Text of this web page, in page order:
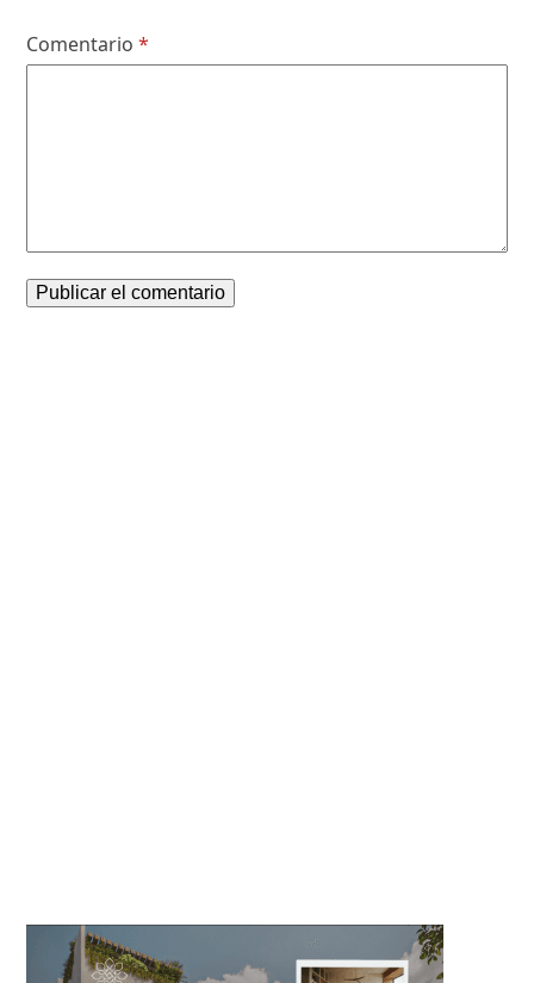
Comentario*